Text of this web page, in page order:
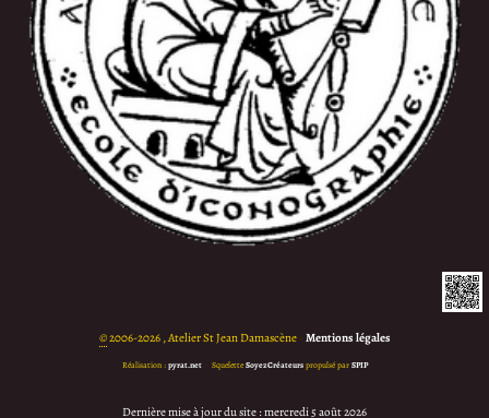
©2006-2026 , Atelier St Jean Damascène • Mentions légales
Réalisation :pyrat.net • SqueletteSoyezCréateurspropulsé parSPIP
Dernière mise à jour du site : mercredi 5 août 2026